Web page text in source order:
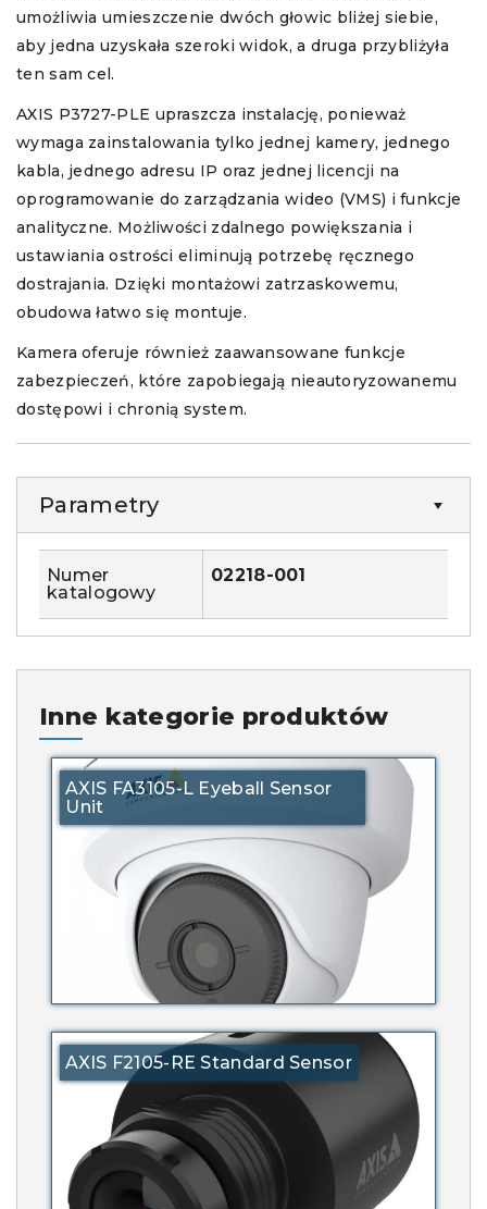
umożliwia umieszczenie dwóch głowic bliżej siebie,
aby jedna uzyskała szeroki widok, a druga przybliżyła
ten sam cel.
AXIS P3727-PLE upraszcza instalację, ponieważ
wymaga zainstalowania tylko jednej kamery, jednego
kabla, jednego adresu IP oraz jednej licencji na
oprogramowanie do zarządzania wideo (VMS) i funkcje
analityczne. Możliwości zdalnego powiększania i
ustawiania ostrości eliminują potrzebę ręcznego
dostrajania. Dzięki montażowi zatrzaskowemu,
obudowa łatwo się montuje.
Kamera oferuje również zaawansowane funkcje
zabezpieczeń, które zapobiegają nieautoryzowanemu
dostępowi i chronią system.
Parametry
Numer
katalogowy
02218-001
Inne kategorie produktów
AXIS FA3105-L Eyeball Sensor
Unit
AXIS F2105-RE Standard Sensor